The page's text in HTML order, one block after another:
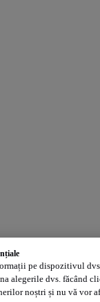
pe dispozitivul
alegerile dvs. făcând
noștri și nu vă vor